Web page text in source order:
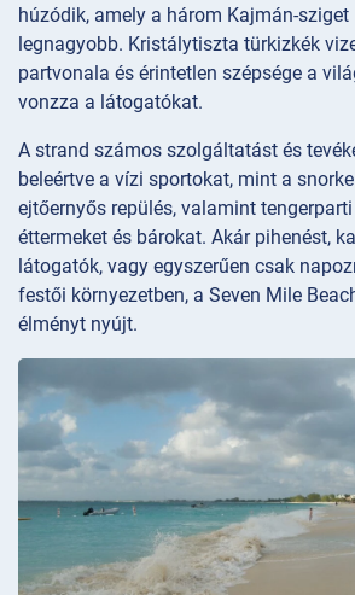
húzódik, amely a három Kajmán-sziget
legnagyobb. Kristálytiszta türkizkék
partvonala és érintetlen szépsége a
vonzza a látogatókat.
A strand számos szolgáltatást és
beleértve a vízi sportokat, mint a
ejtőernyős repülés, valamint
éttermeket és bárokat. Akár pihenést,
látogatók, vagy egyszerűen csak
festői környezetben, a Seven Mile
élményt nyújt.